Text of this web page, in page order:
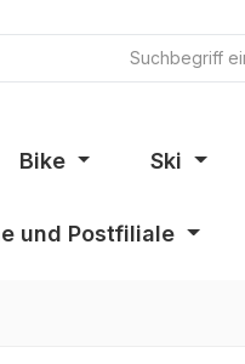
Bike Ski
und Postfiliale